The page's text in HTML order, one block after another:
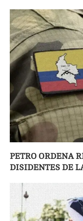
PETRO ORDENA
DISIDENTES DE